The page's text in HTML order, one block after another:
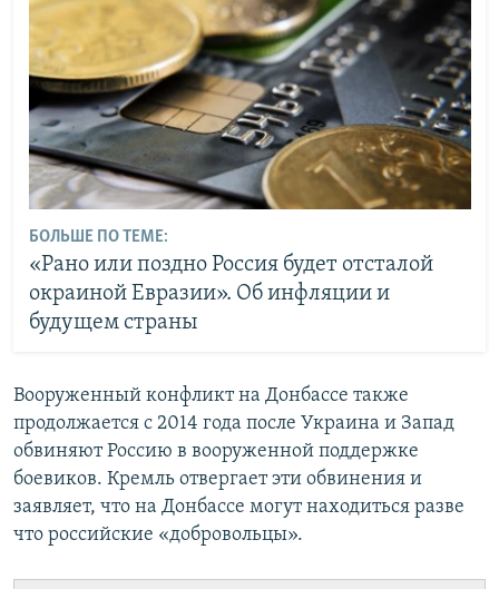
БОЛЬШЕ ПО ТЕМЕ:
«Рано или поздно Россия будет отсталой
окраиной Евразии». Об инфляции и
будущем страны
Вооруженный конфликт на Донбассе также
продолжается с 2014 года после Украина и Запад
обвиняют Россию в вооруженной поддержке
боевиков. Кремль отвергает эти обвинения и
заявляет, что на Донбассе могут находиться разве
что российские «добровольцы».